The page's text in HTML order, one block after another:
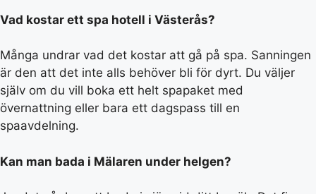
Vad kostar ett spa hotell i Västerås?
Många undrar vad det kostar att gå på spa. Sanningen
är den att det inte alls behöver bli för dyrt. Du väljer
själv om du vill boka ett helt spapaket med
övernattning eller bara ett dagspass till en
spaavdelning.
Kan man bada i Mälaren under helgen?